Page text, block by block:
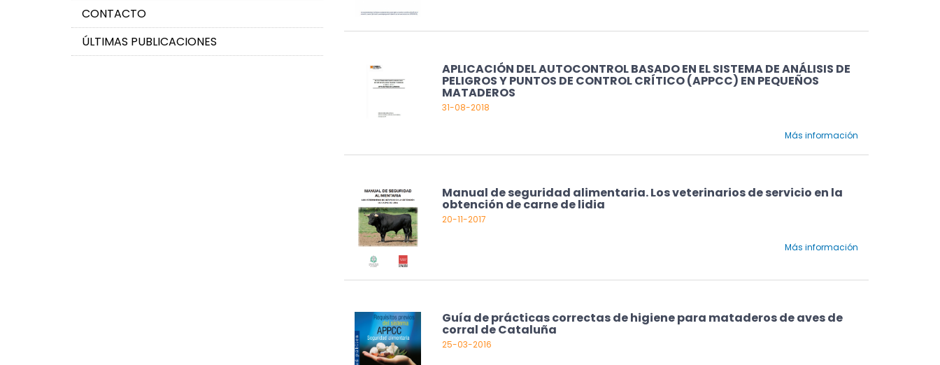
CONTACTO
ÚLTIMAS PUBLICACIONES
APLICACIÓN DEL AUTOCONTROL BASADO EN EL SISTEMA DE ANÁLISIS DE
PELIGROS Y PUNTOS DE CONTROL CRÍTICO (APPCC) EN PEQUEÑOS
MATADEROS
31-08-2018
Más información
Manual de seguridad alimentaria. Los veterinarios de servicio en la
obtención de carne de lidia
20-11-2017
Más información
Guía de prácticas correctas de higiene para mataderos de aves de
corral de Cataluña
25-03-2016